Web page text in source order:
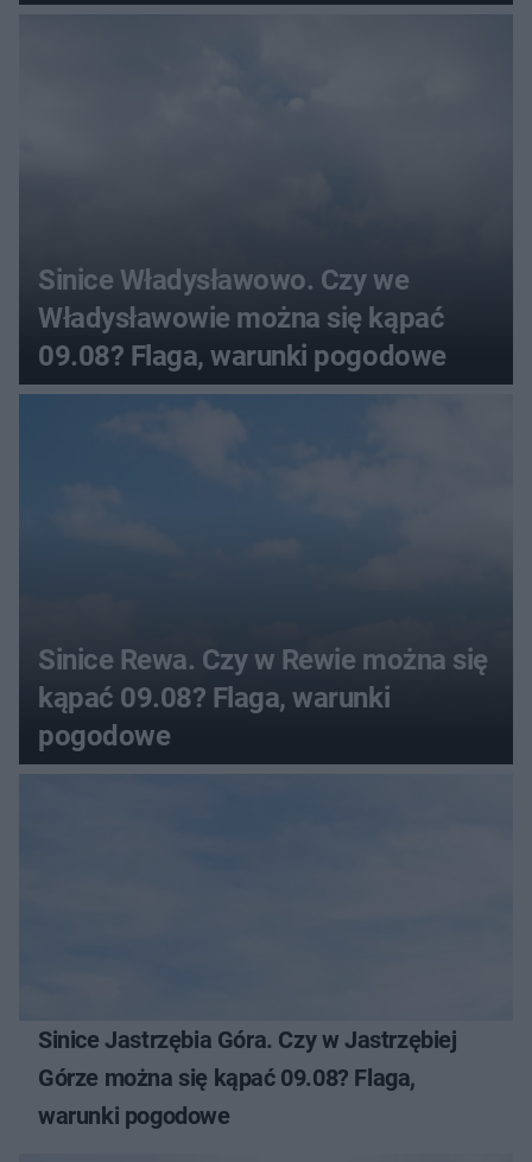
Sinice Władysławowo. Czy we
Władysławowie można się kąpać
09.08? Flaga, warunki pogodowe
Sinice Rewa. Czy w Rewie można się
kąpać 09.08? Flaga, warunki
pogodowe
Sinice Jastrzębia Góra. Czy w Jastrzębiej
Górze można się kąpać 09.08? Flaga,
warunki pogodowe